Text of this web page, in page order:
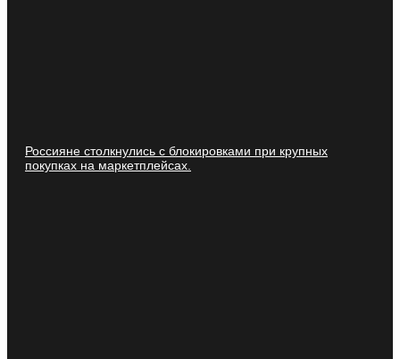
Россияне столкнулись с блокировками при крупных
покупках на маркетплейсах.